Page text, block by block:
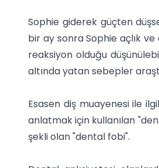
Sophie giderek güçten
bir ay sonra Sophie açlık ve
reaksiyon olduğu
altında yatan sebepler
Esasen diş muayenesi ile
anlatmak için kullanılan
şekli olan "dental fobi".